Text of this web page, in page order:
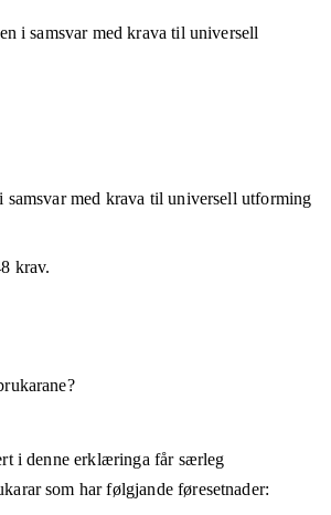
i samsvar med krava til universell
samsvarmed krava til universell utforming
krav.
i denne erklæringa får særleg
som har følgjande føresetnader: